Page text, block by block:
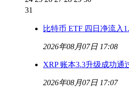
31
比特币 ETF 四日净流入
2026年08月07日 17:08
XRP 账本3.3升级成功通
2026年08月07日 17:07